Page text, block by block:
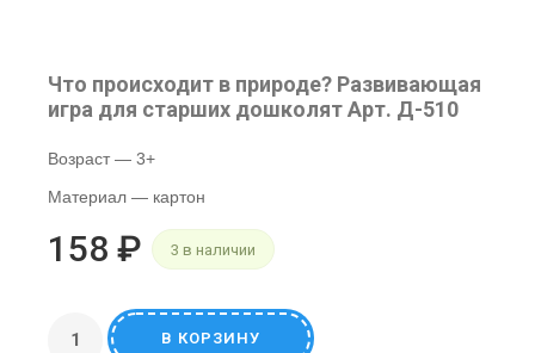
Что происходит в природе? Развивающая
игра для старших дошколят Арт. Д-510
Возраст — 3+
Материал — картон
158 ₽ 3 в наличии
В КОРЗИНУ